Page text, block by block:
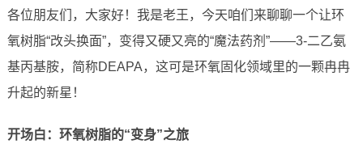
各位朋友们，大家好！我是老王，今天咱们来聊聊一个让环
氧树脂“改头换面”，变得又硬又亮的“魔法药剂”——3-二乙氨
基丙基胺，简称DEAPA，这可是环氧固化领域里的一颗冉冉
升起的新星！
开场白：环氧树脂的“变身”之旅